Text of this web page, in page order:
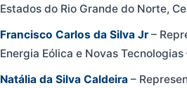
Estados do Rio Grande do Norte,
Francisco Carlos da Silva Jr –
Energia Eólica e Novas Tecnologias
Natália da Silva Caldeira –